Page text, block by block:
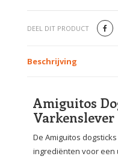
DEEL DIT PRODUCT
Beschrijving
Amiguitos
De Amiguitos
ingrediënten voor een